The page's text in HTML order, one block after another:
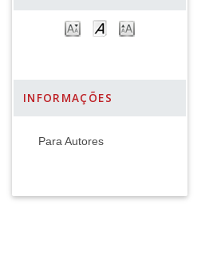
INFORMAÇÕES
Para Autores